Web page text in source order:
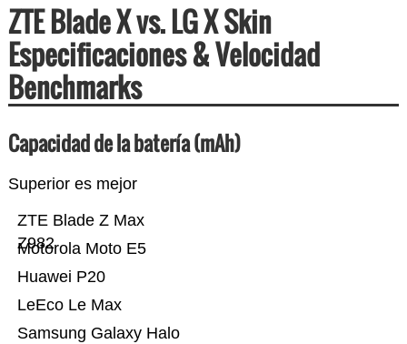
ZTE Blade X vs. LG X Skin
Especificaciones & Velocidad
Benchmarks
Capacidad de la batería (mAh)
Superior es mejor
Samsung Galaxy Halo
LeEco Le Max
Huawei P20
Motorola Moto E5
ZTE Blade Z Max
Z982